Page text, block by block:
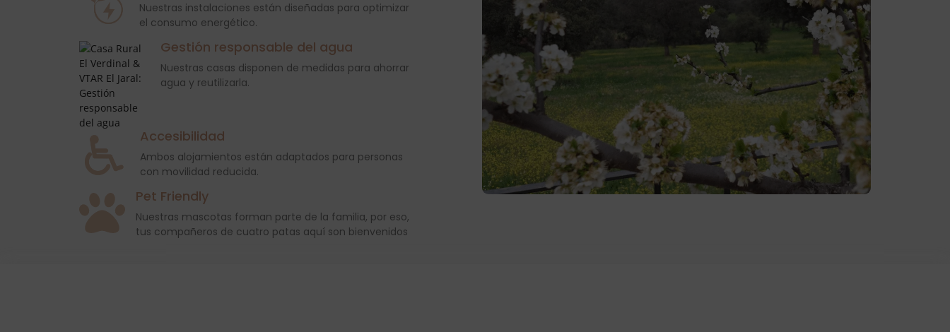
Nuestras instalaciones están diseñadas para optimizar
el consumo energético.
Gestión responsable del agua
Nuestras casas disponen de medidas para ahorrar
agua y reutilizarla.
Accesibilidad
Ambos alojamientos están adaptados para personas
con movilidad reducida.
Pet Friendly
Nuestras mascotas forman parte de la familia, por eso,
tus compañeros de cuatro patas aquí son bienvenidos